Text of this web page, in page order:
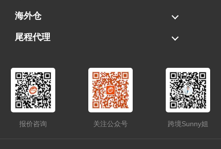
FBA专线直送
超大件专线
AWD专线
电池专线
海外仓
一件代发
FBA中转
贴标换标
拆柜/存储
尾程代理
报价咨询 关注公众号 跨境Sunny姐